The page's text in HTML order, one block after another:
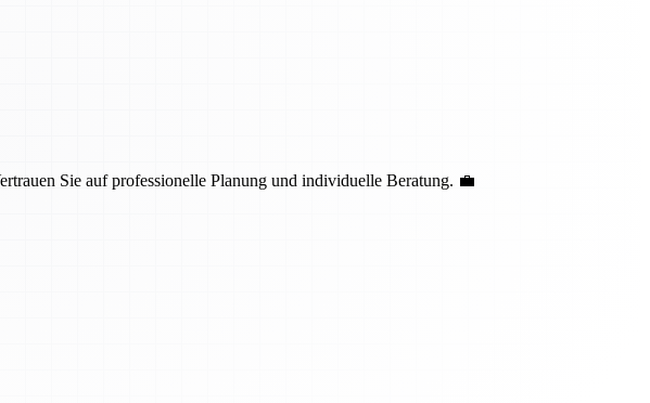
Sie auf professionelle Planung und individuelle Beratung. 💼